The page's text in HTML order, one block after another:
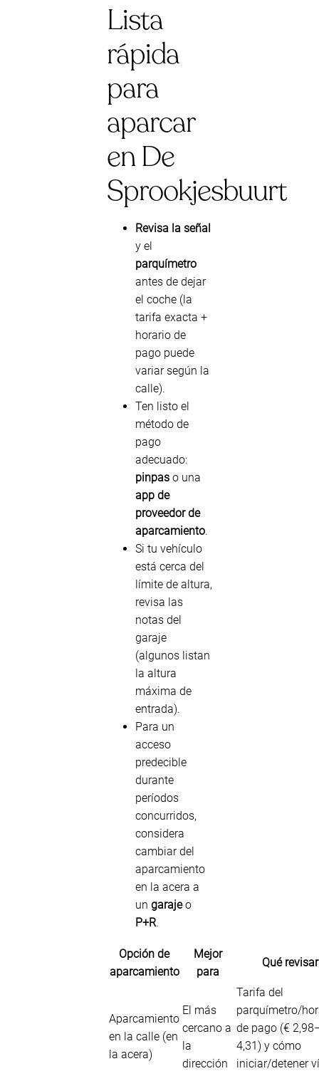
Lista
rápida
para
aparcar
en De
Sprookjesbuurt
Revisa la señal
y el
parquímetro
antes de dejar
el coche (la
tarifa exacta +
horario de
pago puede
variar según la
calle).
Ten listo el
método de
pago
adecuado:
pinpas o una
app de
proveedor de
aparcamiento.
Si tu vehículo
está cerca del
límite de altura,
revisa las
notas del
garaje
(algunos listan
la altura
máxima de
entrada).
Para un
acceso
predecible
durante
períodos
concurridos,
considera
cambiar del
aparcamiento
en la acera a
un garajeo
P+R.
Opción de
aparcamiento
Mejor
para
Qué revisar
Aparcamiento
en la calle (en
la acera)
El más
cercano a
la
dirección
Tarifa del
parquímetro/
de pago (€
4,31) y cómo
iniciar/detener